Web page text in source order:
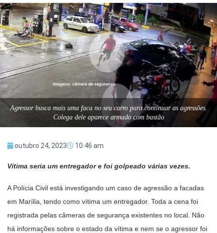
Agressor busca mais uma faca no seu carro para continuar as agressões.
Colega dele aparece armado com bastão
outubro 24, 2023 10:46 am
Vítima seria um entregador e foi golpeado várias vezes.
A Polícia Civil está investigando um caso de agressão a facadas
em Marília, tendo como vítima um entregador. Toda a cena foi
registrada pelas câmeras de segurança existentes no local. Não
há informações sobre o estado da vítima e nem se o agressor foi